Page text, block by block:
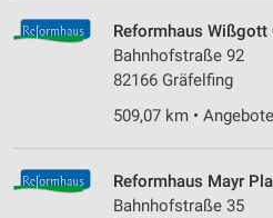
Reformhaus Wißgott
Bahnhofstraße 92
82166 Gräfelfing
509,07 km •
Reformhaus Mayr
Bahnhofstraße 35